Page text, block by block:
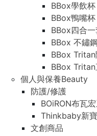
BBox學飲杯
BBox鴨嘴杯
BBox四合
BBox 不鏽
BBox
BBox
個人與保養Beauty
防護/修護
BOiRON布瓦
Thinkbaby新
文創商品